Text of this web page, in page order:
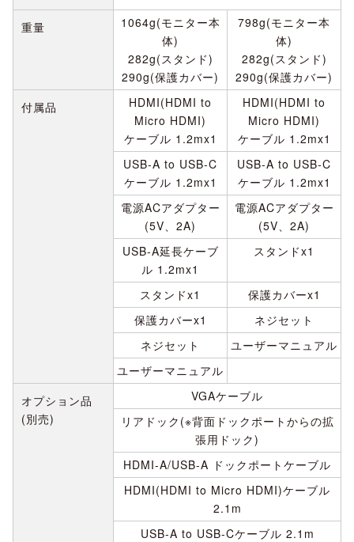
重量
1064g(モニター本
体)
282g(スタンド)
290g(保護カバー)
798g(モニター本
体)
282g(スタンド)
290g(保護カバー)
付属品
HDMI(HDMI to
Micro HDMI)
ケーブル 1.2mx1
HDMI(HDMI to
Micro HDMI)
ケーブル 1.2mx1
USB-A to USB-C
ケーブル 1.2mx1
USB-A to USB-C
ケーブル 1.2mx1
電源ACアダプター
(5V、2A)
電源ACアダプター
(5V、2A)
USB-A延長ケーブ
ル 1.2mx1
スタンドx1
スタンドx1
保護カバーx1
保護カバーx1
ネジセット
ネジセット
ユーザーマニュアル
ユーザーマニュアル
オプション品
(別売)
VGAケーブル
リアドック(※背面ドックポートからの拡
張用ドック)
HDMI-A/USB-A ドックポートケーブル
HDMI(HDMI to Micro HDMI)ケーブル
2.1m
USB-A to USB-Cケーブル 2.1m